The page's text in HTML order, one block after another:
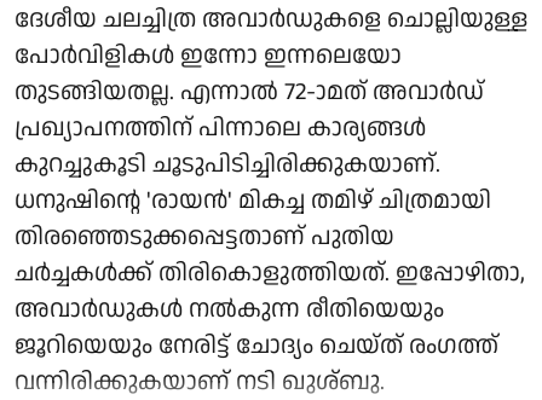
ദേശീയ ചലച്ചിത്ര അവാർഡുകളെ ചൊല്ലിയുള്ള
പോർവിളികൾ ഇന്നോ ഇന്നലെയോ
തുടങ്ങിയതല്ല. എന്നാൽ 72-ാമത് അവാർഡ്
പ്രഖ്യാപനത്തിന് പിന്നാലെ കാര്യങ്ങൾ
കുറച്ചുകൂടി ചൂടുപിടിച്ചിരിക്കുകയാണ്.
ധനുഷിന്റെ 'രായൻ' മികച്ച തമിഴ് ചിത്രമായി
തിരഞ്ഞെടുക്കപ്പെട്ടതാണ് പുതിയ
ചർച്ചകൾക്ക് തിരികൊളുത്തിയത്. ഇപ്പോഴിതാ,
അവാർഡുകൾ നൽകുന്ന രീതിയെയും
ജൂറിയെയും നേരിട്ട് ചോദ്യം ചെയ്ത് രംഗത്ത്
വന്നിരിക്കുകയാണ് നടി ഖുശ്ബു.